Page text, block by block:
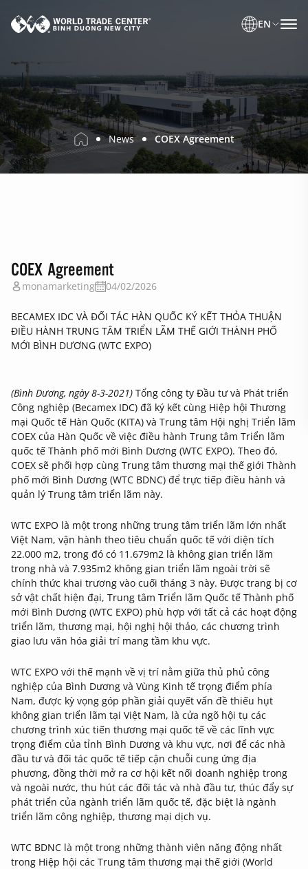
EN
News COEX Agreement
COEX Agreement
monamarketing 04/02/2026
BECAMEX IDC VÀ ĐỐI TÁC HÀN QUỐC KÝ KẾT THỎA THUẬN
ĐIỀU HÀNH TRUNG TÂM TRIỂN LÃM THẾ GIỚI THÀNH PHỐ
MỚI BÌNH DƯƠNG (WTC EXPO)
(Bình Dương, ngày 8-3-2021) Tổng công ty Đầu tư và Phát triển
Công nghiệp (Becamex IDC) đã ký kết cùng Hiệp hội Thương
mại Quốc tế Hàn Quốc (KITA) và Trung tâm Hội nghị Triển lãm
COEX của Hàn Quốc về việc điều hành Trung tâm Triển lãm
quốc tế Thành phố mới Bình Dương (WTC EXPO). Theo đó,
COEX sẽ phối hợp cùng Trung tâm thương mại thế giới Thành
phố mới Bình Dương (WTC BDNC) để trực tiếp điều hành và
quản lý Trung tâm triển lãm này.
WTC EXPO là một trong những trung tâm triển lãm lớn nhất
Việt Nam, vận hành theo tiêu chuẩn quốc tế với diện tích
22.000 m2, trong đó có 11.679m2 là không gian triển lãm
trong nhà và 7.935m2 không gian triển lãm ngoài trời sẽ
chính thức khai trương vào cuối tháng 3 này. Được trang bị cơ
sở vật chất hiện đại, Trung tâm Triển lãm Quốc tế Thành phố
mới Bình Dương (WTC EXPO) phù hợp với tất cả các hoạt động
triển lãm, thương mại, hội nghị hội thảo, các chương trình
giao lưu văn hóa giải trí mang tầm khu vực.
WTC EXPO với thế mạnh về vị trí nằm giữa thủ phủ công
nghiệp của Bình Dương và Vùng Kinh tế trọng điểm phía
Nam, được kỳ vọng góp phần giải quyết vấn đề thiếu hụt
không gian triển lãm tại Việt Nam, là cửa ngõ hội tụ các
chương trình xúc tiến thương mại quốc tế về các lĩnh vực
trọng điểm của tỉnh Bình Dương và khu vực, nơi để các nhà
đầu tư và đối tác quốc tế tiếp cận chuỗi cung ứng địa
phương, đồng thời mở ra cơ hội kết nối doanh nghiệp trong
và ngoài nước, thu hút các đối tác và nhà đầu tư, thúc đẩy sự
phát triển của ngành triển lãm quốc tế, đặc biệt là ngành
triển lãm công nghiệp, thương mại dịch vụ.
WTC BDNC là một trong những thành viên năng động nhất
trong Hiệp hội các Trung tâm thương mại thế giới (World